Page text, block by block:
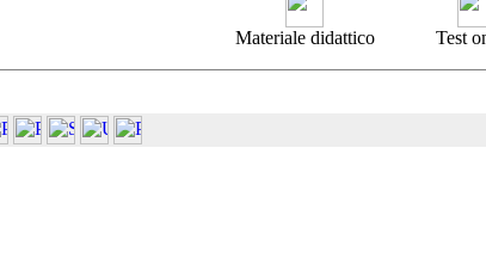
Materiale didattico Test